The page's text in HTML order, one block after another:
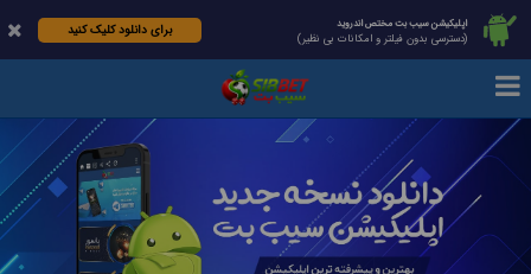
اپلیکیشن سیب بت مختص اندروید
(دسترسی بدون فیلتر و امکانات بی نظیر)
برای دانلود کلیک کنید